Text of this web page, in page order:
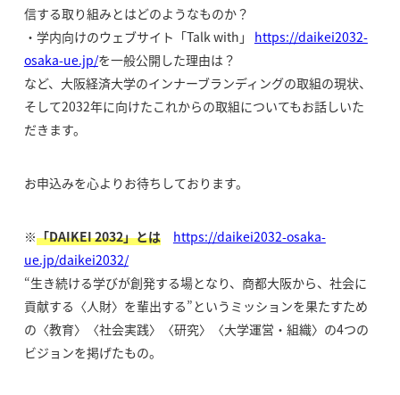
信する取り組みとはどのようなものか？
・学内向けのウェブサイト「Talk with」 https://daikei2032-
osaka-ue.jp/を一般公開した理由は？
など、大阪経済大学のインナーブランディングの取組の現状、
そして2032年に向けたこれからの取組についてもお話しいた
だきます。
お申込みを心よりお待ちしております。
※「DAIKEI 2032」とは
https://daikei2032-osaka-
ue.jp/daikei2032/
“生き続ける学びが創発する場となり、商都大阪から、社会に
貢献する〈人財〉を輩出する”というミッションを果たすため
の〈教育〉〈社会実践〉〈研究〉〈大学運営・組織〉の4つの
ビジョンを掲げたもの。